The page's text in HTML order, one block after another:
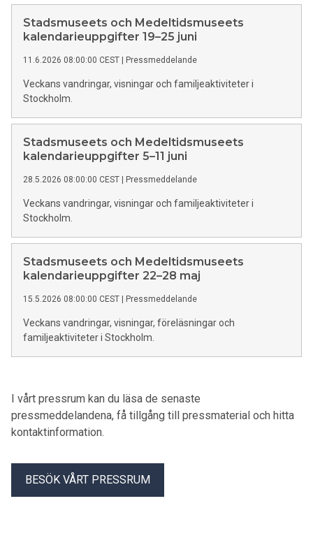
Stadsmuseets och Medeltidsmuseets
kalendarieuppgifter 19–25 juni
11.6.2026 08:00:00 CEST Pressmeddelande
Veckans vandringar, visningar och familjeaktiviteter i
Stockholm.
Stadsmuseets och Medeltidsmuseets
kalendarieuppgifter 5–11 juni
28.5.2026 08:00:00 CEST Pressmeddelande
Veckans vandringar, visningar och familjeaktiviteter i
Stockholm.
Stadsmuseets och Medeltidsmuseets
kalendarieuppgifter 22–28 maj
15.5.2026 08:00:00 CEST Pressmeddelande
Veckans vandringar, visningar, föreläsningar och
familjeaktiviteter i Stockholm.
I vårt pressrum kan du läsa de senaste
pressmeddelandena, få tillgång till pressmaterial och hitta
kontaktinformation.
BESÖK VÅRT PRESSRUM